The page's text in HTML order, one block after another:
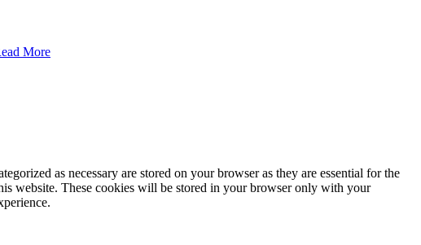
More
as necessary are stored on your browser as they are essential for the
website. These cookies will be stored in your browser only with your